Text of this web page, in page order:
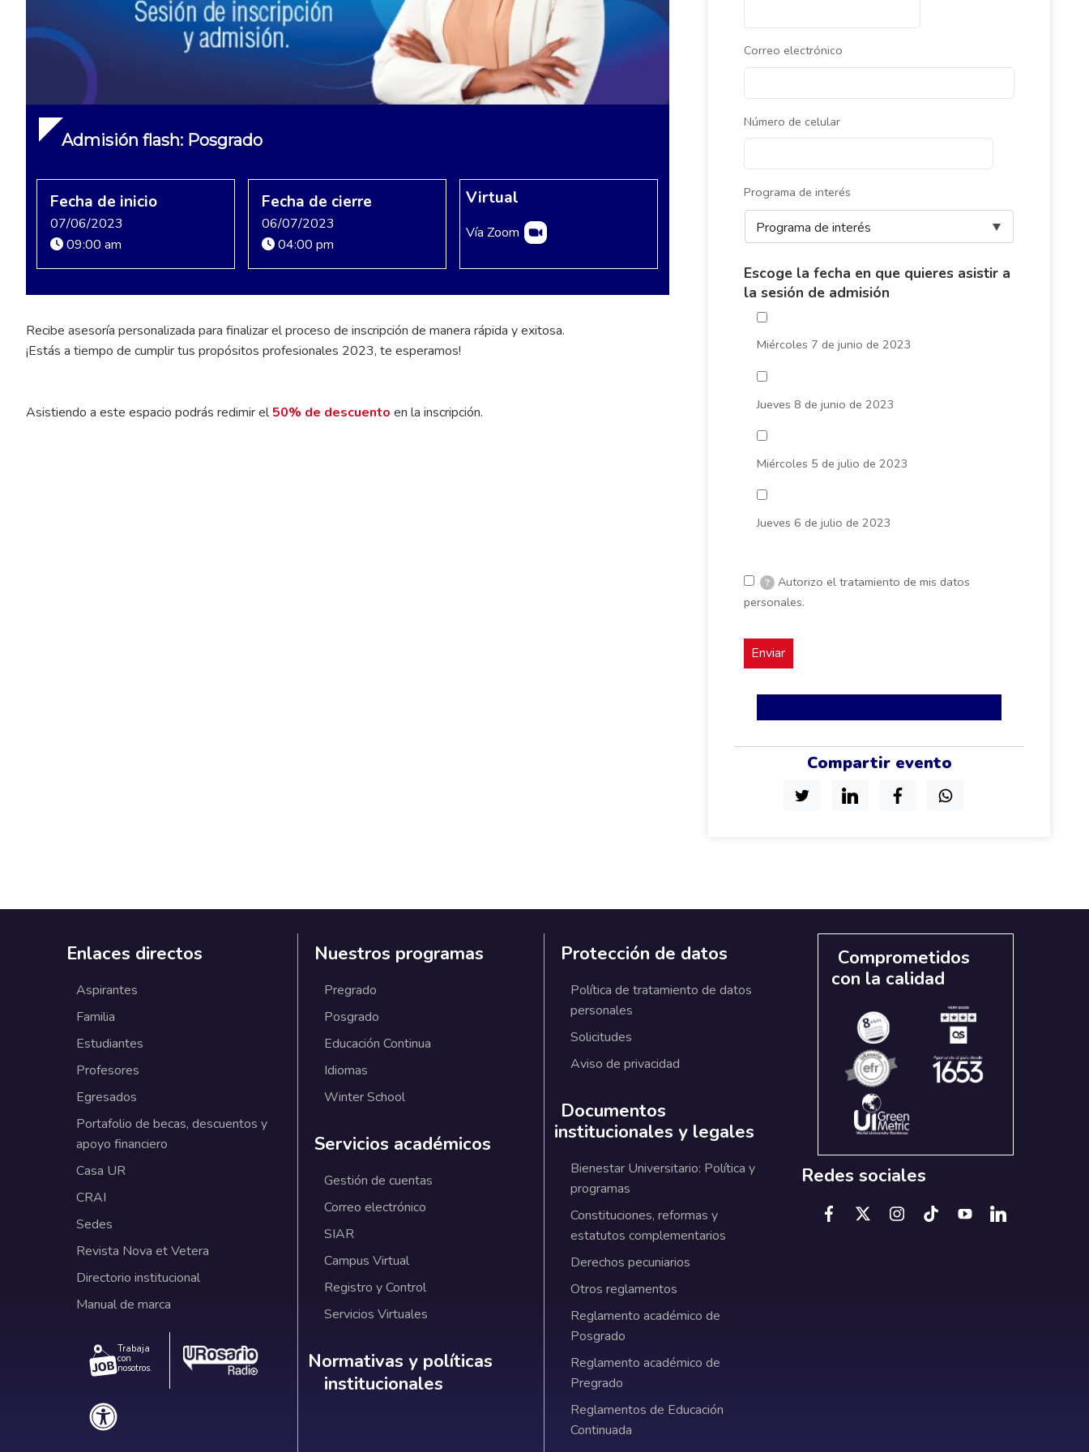
Correo electrónico
Número de celular
Programa de interés
Escoge la fecha en que quieres asistir a
la sesión de admisión
Miércoles 7 de junio de 2023
Jueves 8 de junio de 2023
Miércoles 5 de julio de 2023
Jueves 6 de julio de 2023
?
Autorizo el tratamiento de mis datos
personales.
Compartir evento
Admisión flash: Posgrado
Fecha de inicio
07/06/2023
09:00 am
Fecha de cierre
06/07/2023
04:00 pm
Virtual
Vía Zoom
Recibe asesoría personalizada para finalizar el proceso de inscripción de manera rápida y exitosa.
¡Estás a tiempo de cumplir tus propósitos profesionales 2023, te esperamos!
Asistiendo a este espacio podrás redimir el50% de descuento en la inscripción.
Enlaces directos
Aspirantes
Familia
Estudiantes
Profesores
Egresados
Portafolio de becas, descuentos y
apoyo financiero
Casa UR
CRAI
Sedes
Revista Nova et Vetera
Directorio institucional
Manual de marca
Trabaja
con
nosotros.
Nuestros programas
Pregrado
Posgrado
Educación Continua
Idiomas
Winter School
Servicios académicos
Gestión de cuentas
Correo electrónico
SIAR
Campus Virtual
Registro y Control
Servicios Virtuales
Normativas y políticas institucionales
Normativas y políticas
institucionales
Protección de datos
Política de tratamiento de datos
personales
Solicitudes
Aviso de privacidad
Documentos
institucionales y legales
Bienestar Universitario: Política y
programas
Constituciones, reformas y
estatutos complementarios
Derechos pecuniarios
Otros reglamentos
Reglamento académico de
Posgrado
Reglamento académico de
Pregrado
Reglamentos de Educación
Continuada
Comprometidos
con la calidad
Redes sociales